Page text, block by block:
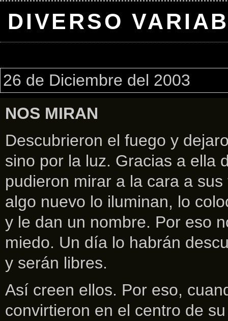
DIVERSO
26 de Diciembre del 2003
NOS MIRAN
Descubrieron el fuego y
sino por la luz. Gracias a ella
pudieron mirar a la cara a
algo nuevo lo iluminan, lo
y le dan un nombre. Por eso
miedo. Un día lo habrán
y serán libres.
Así creen ellos. Por eso,
convirtieron en el centro de